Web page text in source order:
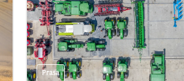
Prasa